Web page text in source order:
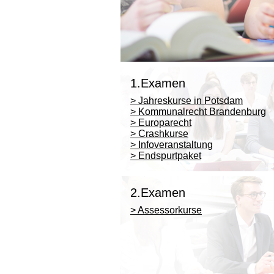
1.Examen
> Jahreskurse in Potsdam
> Kommunalrecht Brandenburg
> Europarecht
> Crashkurse
> Infoveranstaltung
> Endspurtpaket
2.Examen
> Assessorkurse